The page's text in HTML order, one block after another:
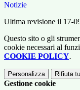
Notizie
Ultima revisione il 17-
Questo sito o gli
cookie necessari al
COOKIE POLICY.
Personalizza Rifiuta
Gestione cookie